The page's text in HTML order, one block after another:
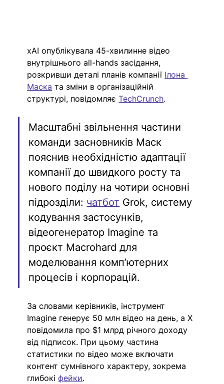
xAI опублікувала 45-хвилинне відео
внутрішнього all-hands засідання,
розкривши деталі планів компанії Ілона
Маска та зміни в організаційній
структурі, повідомляє TechCrunch.
Масштабні звільнення частини
команди засновників Маск
пояснив необхідністю адаптації
компанії до швидкого росту та
нового поділу на чотири основні
підрозділи: чатбот Grok, систему
кодування застосунків,
відеогенератор Imagine та
проєкт Macrohard для
моделювання комп’ютерних
процесів і корпорацій.
За словами керівників, інструмент
Imagine генерує 50 млн відео на день, а X
повідомила про $1 млрд річного доходу
від підписок. При цьому частина
статистики по відео може включати
контент сумнівного характеру, зокрема
глибокі фейки.